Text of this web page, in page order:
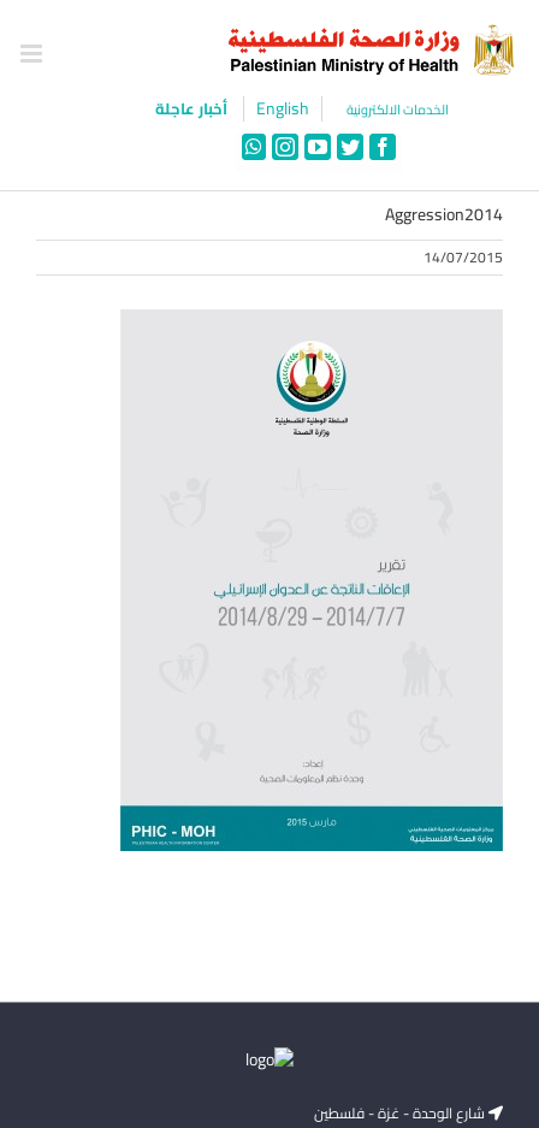
content
الخدمات الالكترونية English أخبار عاجلة
Facebook
Twitter
YouTube
Instagram
WhatsApp
Aggression2014
14/07/2015
شارع الوحدة - غزة - فلسطين